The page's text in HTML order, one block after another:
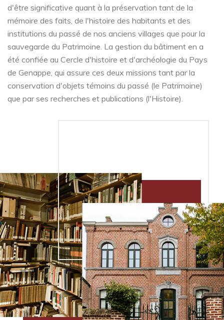
d'être significative quant à la préservation tant de la
mémoire des faits, de l'histoire des habitants et des
institutions du passé de nos anciens villages que pour la
sauvegarde du Patrimoine. La gestion du bâtiment en a
été confiée au Cercle d'histoire et d'archéologie du Pays
de Genappe, qui assure ces deux missions tant par la
conservation d'objets témoins du passé (le Patrimoine)
que par ses recherches et publications (l'Histoire).